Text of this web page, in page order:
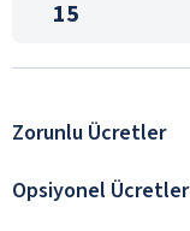
15
Zorunlu Ücretler
Opsiyonel Ücretler